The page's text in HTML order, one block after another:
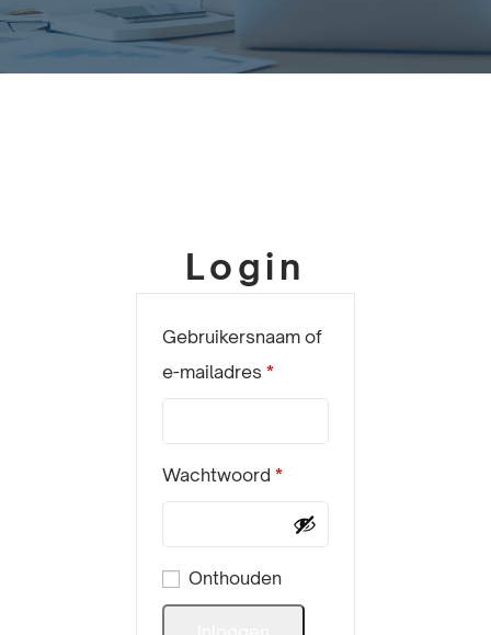
Login
Gebruikersnaam of
e-mailadres *
Wachtwoord *
Onthouden